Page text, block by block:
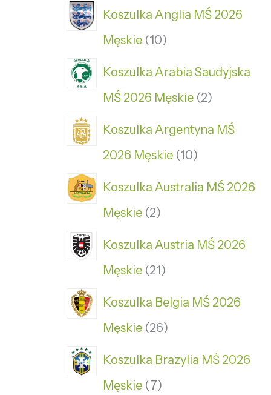
Koszulka Anglia MŚ 2026
Męskie 10
Koszulka Arabia Saudyjska
MŚ 2026 Męskie 2
Koszulka Argentyna MŚ
2026 Męskie 10
Koszulka Australia MŚ 2026
Męskie 2
Koszulka Austria MŚ 2026
Męskie 21
Koszulka Belgia MŚ 2026
Męskie 26
Koszulka Brazylia MŚ 2026
Męskie 7